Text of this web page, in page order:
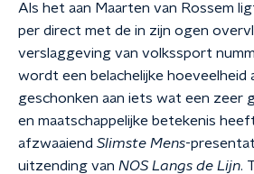
Als het aan Maarten van Rossem
per direct met de in zijn ogen
verslaggeving van volkssport
wordt een belachelijke hoeveelheid
geschonken aan iets wat een zeer
en maatschappelijke betekenis
afzwaaiend Slimste Mens-
uitzending van NOS Langs de Lijn.